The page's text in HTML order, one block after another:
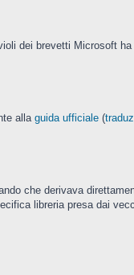
dei brevetti Microsoft
alla guida ufficiale (
che derivava
libreria presa dai